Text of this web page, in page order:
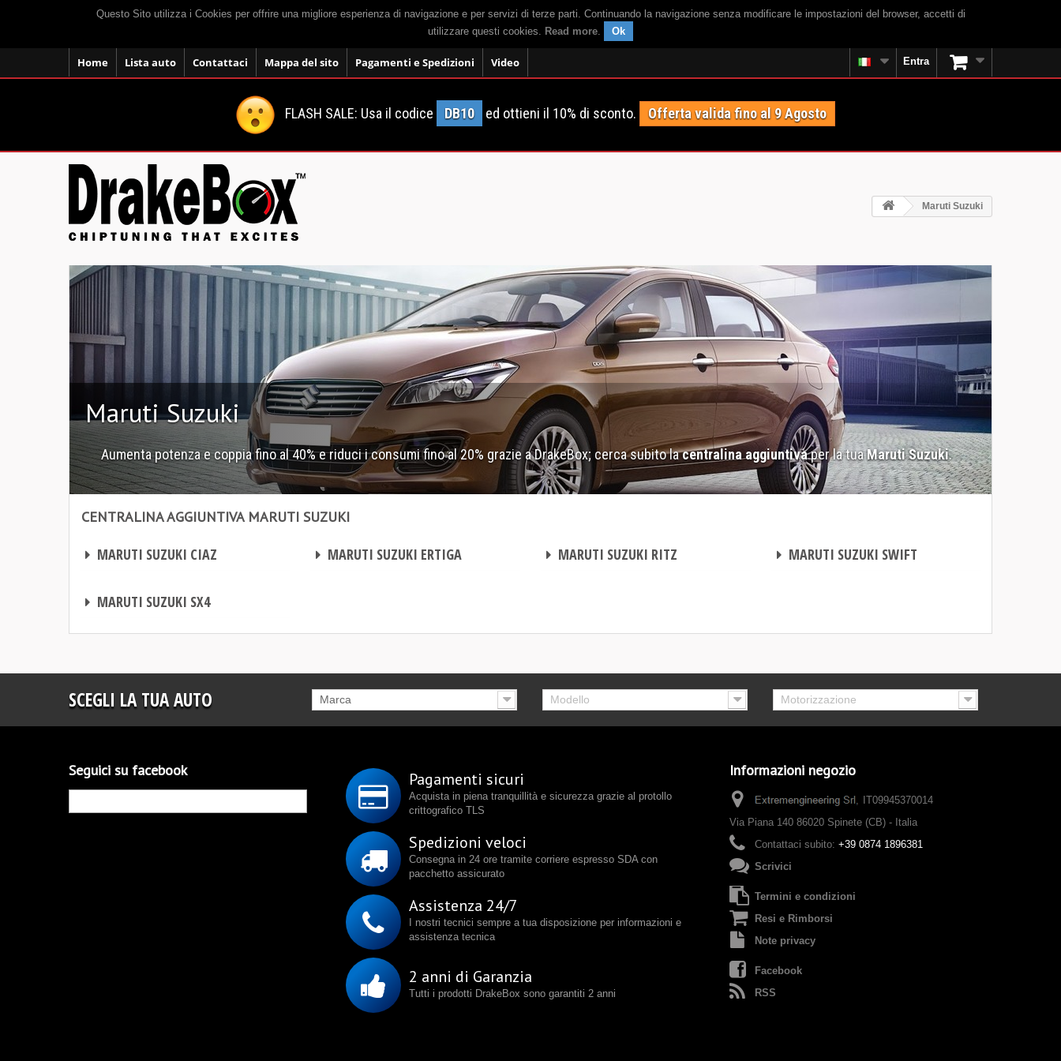
Questo Sito utilizza i Cookies per offrire una migliore esperienza di navigazione e per servizi di terze parti. Continuando la navigazione senza modificare le impostazioni del browser, accetti di
utilizzare questi cookies. Read more. Ok
Home Lista auto Contattaci Mappa del sito Pagamenti e Spedizioni Video Entra
FLASH SALE: Usa il codice DB10 ed ottieni il 10% di sconto. Offerta valida fino al 9 Agosto
Maruti Suzuki
Maruti Suzuki
Aumenta potenza e coppia fino al 40% e riduci i consumi fino al 20% grazie a DrakeBox; cerca subito lacentralina aggiuntivaper la tuaMaruti Suzuki.
CENTRALINA AGGIUNTIVA MARUTI SUZUKI
MARUTI SUZUKI CIAZ MARUTI SUZUKI ERTIGA MARUTI SUZUKI RITZ MARUTI SUZUKI SWIFT
MARUTI SUZUKI SX4
SCEGLI LA TUA AUTO Marca Modello Motorizzazione
Seguici su facebook Pagamenti sicuri
Acquista in piena tranquillità e sicurezza grazie al protollo
crittografico TLS
Spedizioni veloci
Consegna in 24 ore tramite corriere espresso SDA con
pacchetto assicurato
Assistenza 24/7
I nostri tecnici sempre a tua disposizione per informazioni e
assistenza tecnica
2 anni di Garanzia
Tutti i prodotti DrakeBox sono garantiti 2 anni
Informazioni negozio
IT09945370014
Via Piana 140 86020 Spinete (CB) - Italia
Contattaci subito: +39 0874 1896381
Scrivici
Termini e condizioni
Resi e Rimborsi
Note privacy
Facebook
RSS